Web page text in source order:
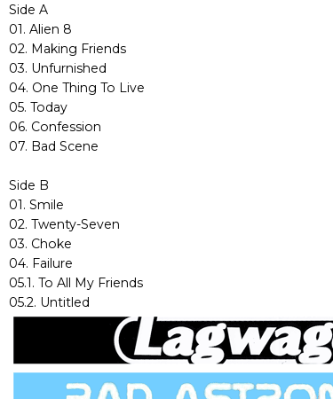
Side A
01. Alien 8
02. Making Friends
03. Unfurnished
04. One Thing To Live
05. Today
06. Confession
07. Bad Scene
Side B
01. Smile
02. Twenty-Seven
03. Choke
04. Failure
05.1. To All My Friends
05.2. Untitled